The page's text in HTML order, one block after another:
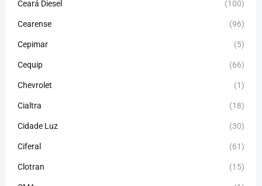
Ceará Diesel (100)
Cearense (96)
Cepimar (5)
Cequip (66)
Chevrolet (1)
Cialtra (18)
Cidade Luz (30)
Ciferal (61)
Clotran (15)